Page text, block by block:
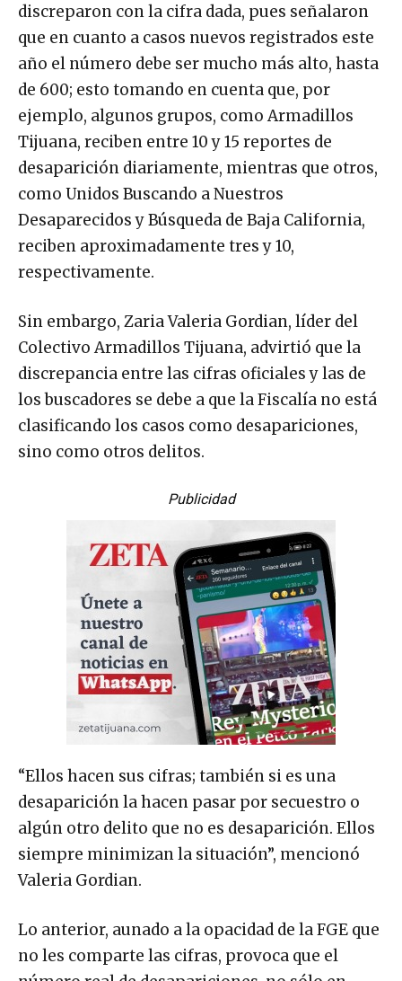
discreparon con la cifra dada, pues señalaron
que en cuanto a casos nuevos registrados este
año el número debe ser mucho más alto, hasta
de 600; esto tomando en cuenta que, por
ejemplo, algunos grupos, como Armadillos
Tijuana, reciben entre 10 y 15 reportes de
desaparición diariamente, mientras que otros,
como Unidos Buscando a Nuestros
Desaparecidos y Búsqueda de Baja California,
reciben aproximadamente tres y 10,
respectivamente.
Sin embargo, Zaria Valeria Gordian, líder del
Colectivo Armadillos Tijuana, advirtió que la
discrepancia entre las cifras oficiales y las de
los buscadores se debe a que la Fiscalía no está
clasificando los casos como desapariciones,
sino como otros delitos.
Publicidad
“Ellos hacen sus cifras; también si es una
desaparición la hacen pasar por secuestro o
algún otro delito que no es desaparición. Ellos
siempre minimizan la situación”, mencionó
Valeria Gordian.
Lo anterior, aunado a la opacidad de la FGE que
no les comparte las cifras, provoca que el